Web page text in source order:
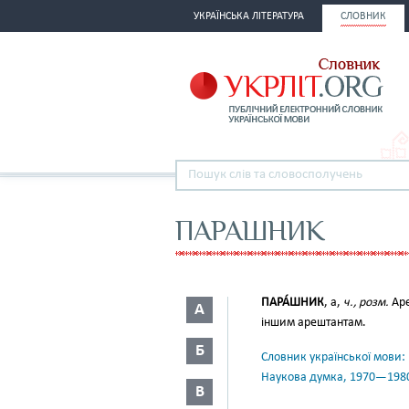
УКРАЇНСЬКА ЛІТЕРАТУРА СЛОВНИК
ПАРАШНИК
А
Б
В
ПАРА́ШНИК, а, ч., розм.
іншим арештантам.
Словник української
Наукова думка,